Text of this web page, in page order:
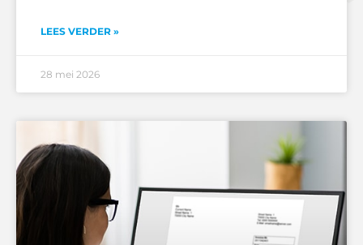
LEES VERDER »
28 mei 2026